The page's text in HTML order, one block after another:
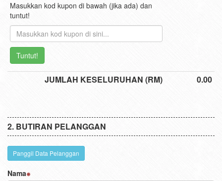
Masukkan kod kupon di bawah (jika ada) dan
tuntut!
Tuntut!
JUMLAH KESELURUHAN (RM) 0.00
BUTIRAN PELANGGAN
Panggil Data Pelanggan
Nama